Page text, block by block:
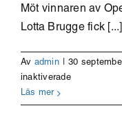
Möt vinnaren av
Lotta Brugge fick [...]
Av admin | 30
inaktiveradeför
–
Läs mer